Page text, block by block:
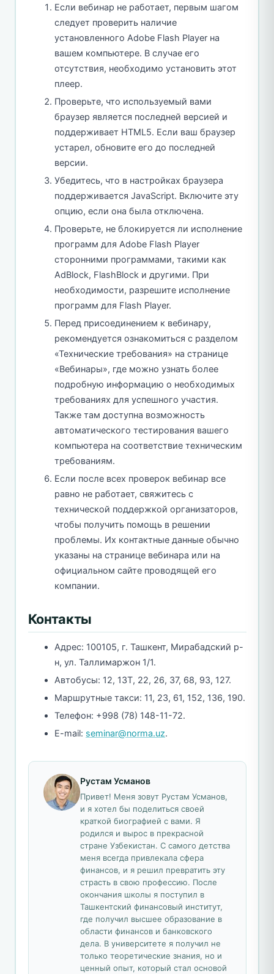
Если вебинар не работает, первым шагом
следует проверить наличие
установленного Adobe Flash Player на
вашем компьютере. В случае его
отсутствия, необходимо установить этот
плеер.
Проверьте, что используемый вами
браузер является последней версией и
поддерживает HTML5. Если ваш браузер
устарел, обновите его до последней
версии.
Убедитесь, что в настройках браузера
поддерживается JavaScript. Включите эту
опцию, если она была отключена.
Проверьте, не блокируется ли исполнение
программ для Adobe Flash Player
сторонними программами, такими как
AdBlock, FlashBlock и другими. При
необходимости, разрешите исполнение
программ для Flash Player.
Перед присоединением к вебинару,
рекомендуется ознакомиться с разделом
«Технические требования» на странице
«Вебинары», где можно узнать более
подробную информацию о необходимых
требованиях для успешного участия.
Также там доступна возможность
автоматического тестирования вашего
компьютера на соответствие техническим
требованиям.
Если после всех проверок вебинар все
равно не работает, свяжитесь с
технической поддержкой организаторов,
чтобы получить помощь в решении
проблемы. Их контактные данные обычно
указаны на странице вебинара или на
официальном сайте проводящей его
компании.
Контакты
Адрес: 100105, г. Ташкент, Мирабадский р-
н, ул. Таллимаржон 1/1.
Автобусы: 12, 13Т, 22, 26, 37, 68, 93, 127.
Маршрутные такси: 11, 23, 61, 152, 136, 190.
Телефон: +998 (78) 148-11-72.
E-mail: seminar@norma.uz.
Рустам Усманов
Привет! Меня зовут Рустам Усманов,
и я хотел бы поделиться своей
краткой биографией с вами. Я
родился и вырос в прекрасной
стране Узбекистан. С самого детства
меня всегда привлекала сфера
финансов, и я решил превратить эту
страсть в свою профессию. После
окончания школы я поступил в
Ташкентский финансовый институт,
где получил высшее образование в
области финансов и банковского
дела. В университете я получил не
только теоретические знания, но и
ценный опыт, который стал основой